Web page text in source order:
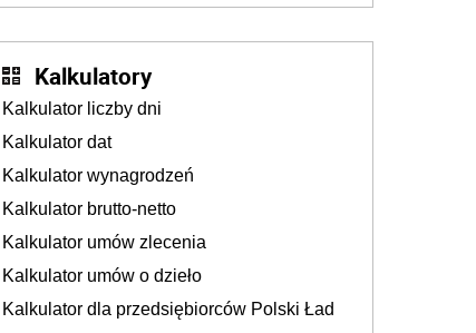
Kalkulatory
Kalkulator liczby dni
Kalkulator dat
Kalkulator wynagrodzeń
Kalkulator brutto-netto
Kalkulator umów zlecenia
Kalkulator umów o dzieło
Kalkulator dla przedsiębiorców Polski Ład